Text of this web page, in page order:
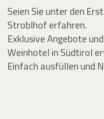
Seien Sie unter den
Stroblhof erfahren.
Exklusive Angebote
Weinhotel in Südtirol
Einfach ausfüllen und